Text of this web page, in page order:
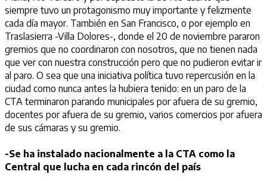
siempre tuvo un protagonismo muy importante y felizmente
cada día mayor. También en San Francisco, o por ejemplo en
Traslasierra -Villa Dolores-, donde el 20 de noviembre pararon
gremios que no coordinaron con nosotros, que no tienen nada
que ver con nuestra construcción pero que no pudieron evitar ir
al paro. O sea que una iniciativa política tuvo repercusión en la
ciudad como nunca antes la hubiera tenido: en un paro de la
CTA terminaron parando municipales por afuera de su gremio,
docentes por afuera de su gremio, varios comercios por afuera
de sus cámaras y su gremio.
-Se ha instalado nacionalmente a la CTA como la
Central que lucha en cada rincón del país